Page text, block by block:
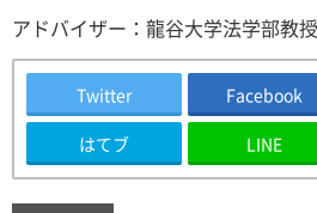
アドバイザー：龍谷大学法学部教授
Twitter Facebook
はてブ LINE